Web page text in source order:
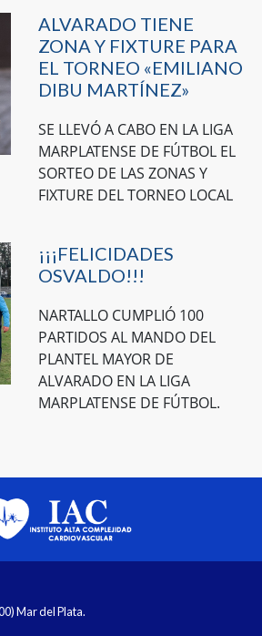
ALVARADO TIENE
ZONA Y FIXTURE PARA
EL TORNEO «EMILIANO
DIBU MARTÍNEZ»
SE LLEVÓ A CABO EN LA LIGA
MARPLATENSE DE FÚTBOL EL
SORTEO DE LAS ZONAS Y
FIXTURE DEL TORNEO LOCAL
¡¡¡FELICIDADES
OSVALDO!!!
NARTALLO CUMPLIÓ 100
PARTIDOS AL MANDO DEL
PLANTEL MAYOR DE
ALVARADO EN LA LIGA
MARPLATENSE DE FÚTBOL.
Mar del Plata.